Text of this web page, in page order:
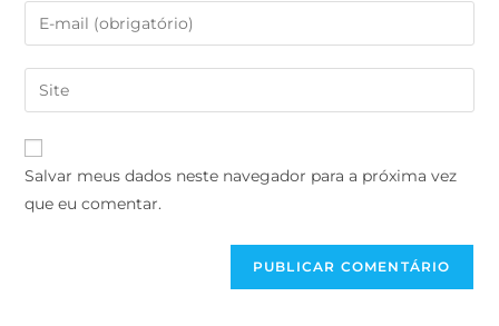
Salvar meus dados neste navegador para a próxima vez
que eu comentar.